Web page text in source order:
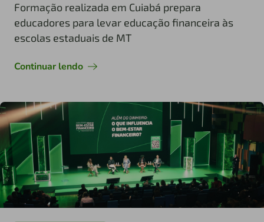
Formação realizada em Cuiabá prepara
educadores para levar educação financeira às
escolas estaduais de MT
Continuar lendo